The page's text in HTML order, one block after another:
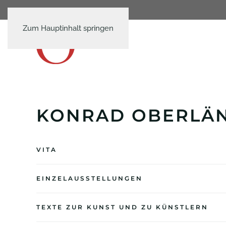
Zum Hauptinhalt springen
KONRAD
VITA
EINZELAUSSTELLUNGEN
TEXTE ZUR KUNST UND ZU KÜNSTLERN